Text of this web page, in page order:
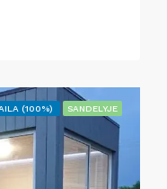
(100%) SANDELYJE